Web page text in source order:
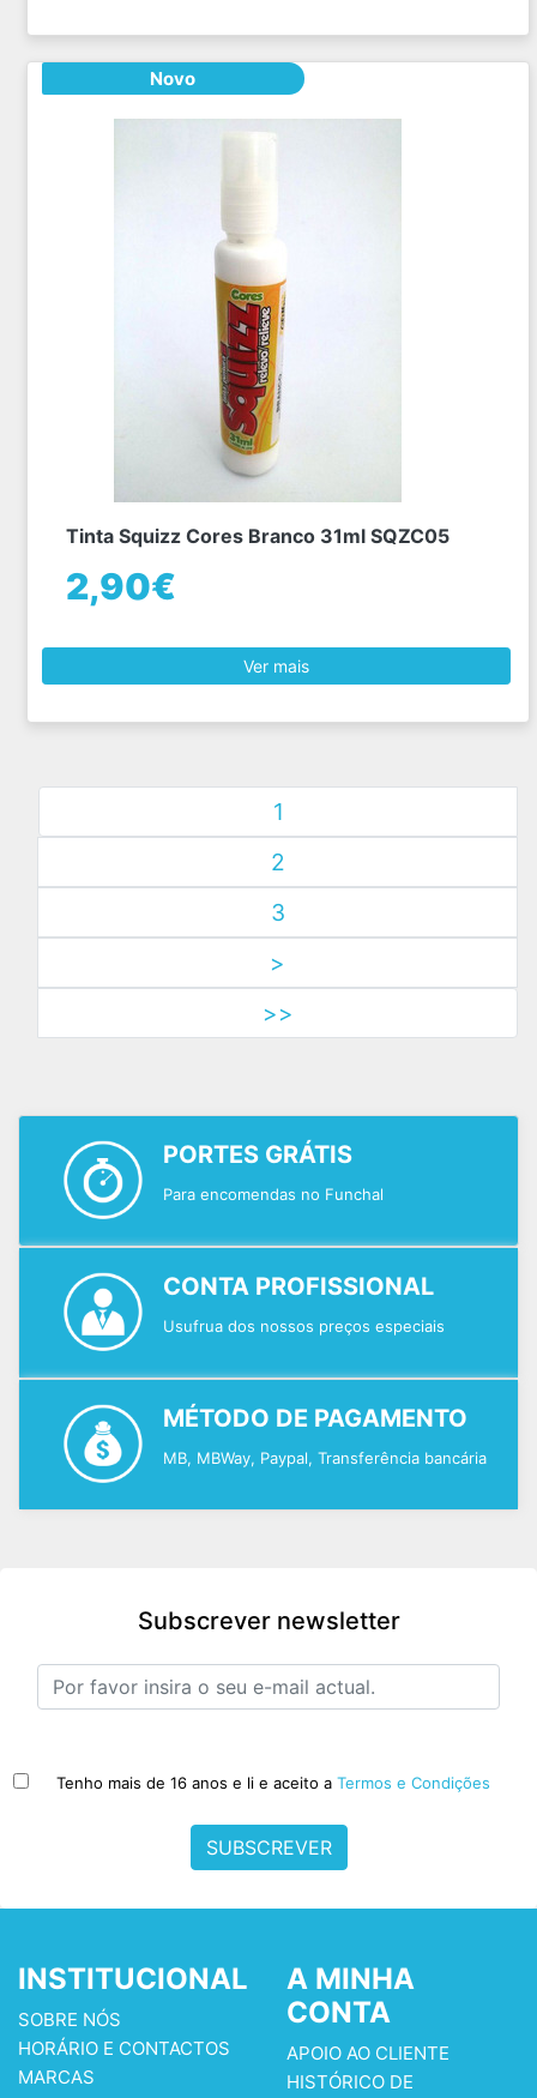
Novo
Tinta Squizz Cores Branco 31ml SQZC05
2,90€
Ver mais
1
2
3
>
>>
PORTES GRÁTIS
Para encomendas no Funchal
CONTA PROFISSIONAL
Usufrua dos nossos preços especiais
MÉTODO DE PAGAMENTO
MB, MBWay, Paypal, Transferência bancária
Subscrever newsletter
Tenho mais de 16 anos e li e aceito a Termos e Condições
SUBSCREVER
INSTITUCIONAL
SOBRE NÓS
HORÁRIO E CONTACTOS
MARCAS
A MINHA
CONTA
APOIO AO CLIENTE
HISTÓRICO DE